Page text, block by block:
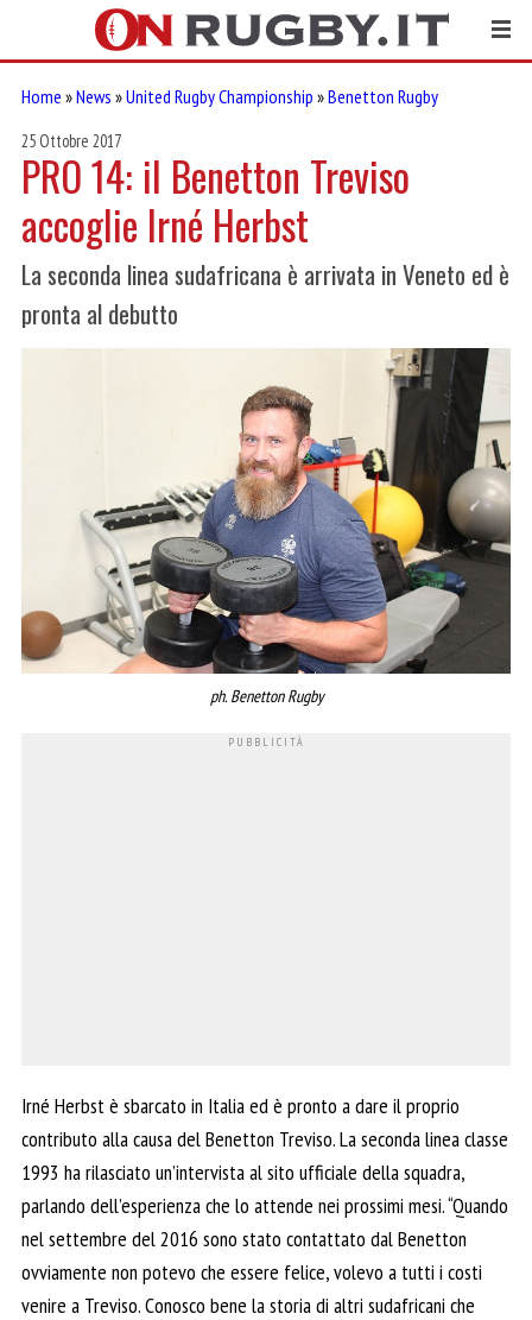
Home »News »United Rugby Championship »Benetton Rugby
25 Ottobre 2017
PRO 14: il Benetton Treviso
accoglie Irné Herbst
La seconda linea sudafricana è arrivata in Veneto ed è
pronta al debutto
ph. Benetton Rugby
Irné Herbst è sbarcato in Italia ed è pronto a dare il proprio
contributo alla causa del Benetton Treviso. La seconda linea classe
1993 ha rilasciato un’intervista al sito ufficiale della squadra,
parlando dell’esperienza che lo attende nei prossimi mesi. “Quando
nel settembre del 2016 sono stato contattato dal Benetton
ovviamente non potevo che essere felice, volevo a tutti i costi
venire a Treviso. Conosco bene la storia di altri sudafricani che